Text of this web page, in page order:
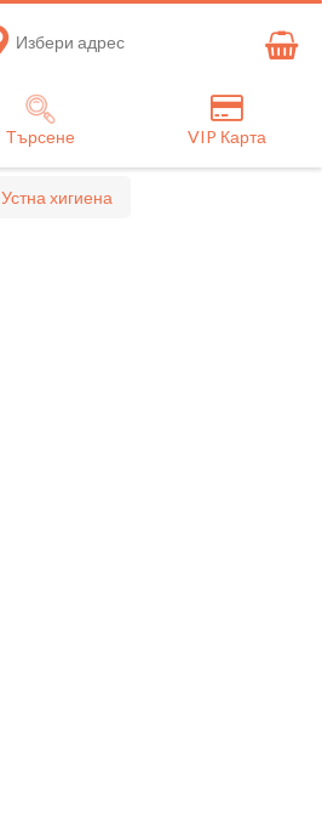
Избери адрес
Търсене VIP Карта
Устна хигиена